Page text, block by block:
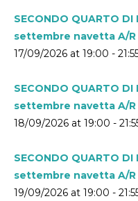
SECONDO QUARTO DI
settembre navetta A/R
17/09/2026 at 19:00 -
SECONDO QUARTO DI
settembre navetta A/R
18/09/2026 at 19:00 -
SECONDO QUARTO DI
settembre navetta A/R
19/09/2026 at 19:00 -